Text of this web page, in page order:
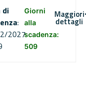
di
:
2027
Giorni
alla
scadenza:
509
Maggiori
dettagli